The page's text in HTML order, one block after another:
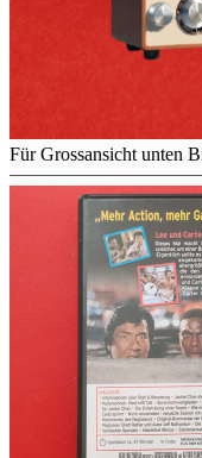
Für Grossansicht unten